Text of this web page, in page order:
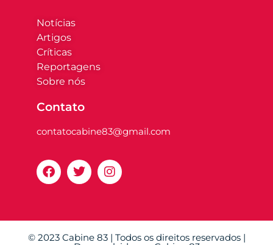
Notícias
Artigos
Críticas
Reportagens
Sobre nós
Contato
contatocabine83@gmail.com
© 2023 Cabine 83 | Todos os direitos reservados |